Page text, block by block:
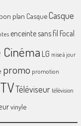
bon plan CasqueCasque
enceinte sans fil Focal
Cinéma LG mise à jour
promo promotion
TVTéléviseur télévision
vinyle